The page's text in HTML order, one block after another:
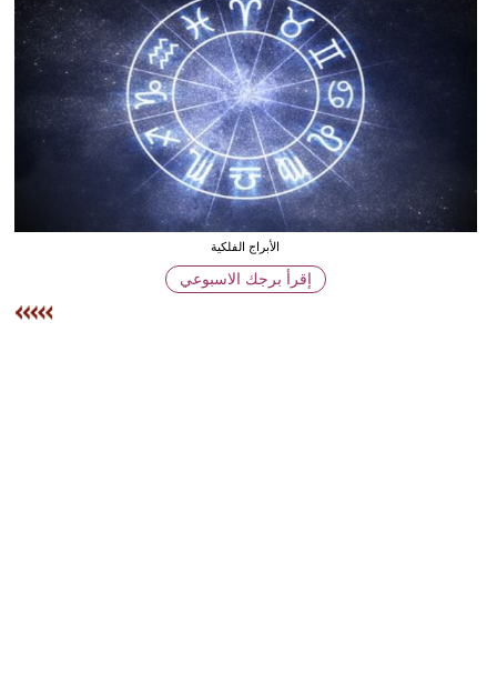
وسفر
ديكور
أخبار
الأبراج الفلكية
إقرأ برجك الاسبوعي